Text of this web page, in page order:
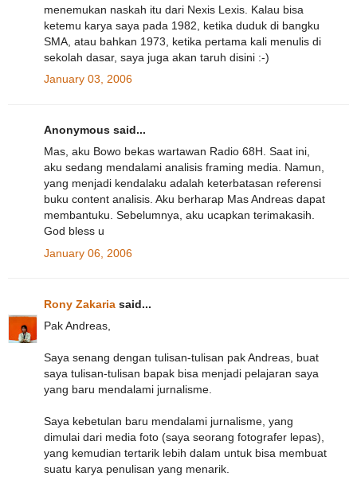
menemukan naskah itu dari Nexis Lexis. Kalau bisa
ketemu karya saya pada 1982, ketika duduk di bangku
SMA, atau bahkan 1973, ketika pertama kali menulis di
sekolah dasar, saya juga akan taruh disini :-)
January 03, 2006
Anonymous said...
Mas, aku Bowo bekas wartawan Radio 68H. Saat ini,
aku sedang mendalami analisis framing media. Namun,
yang menjadi kendalaku adalah keterbatasan referensi
buku content analisis. Aku berharap Mas Andreas dapat
membantuku. Sebelumnya, aku ucapkan terimakasih.
God bless u
January 06, 2006
Rony Zakaria said...
Pak Andreas,
Saya senang dengan tulisan-tulisan pak Andreas, buat
saya tulisan-tulisan bapak bisa menjadi pelajaran saya
yang baru mendalami jurnalisme.
Saya kebetulan baru mendalami jurnalisme, yang
dimulai dari media foto (saya seorang fotografer lepas),
yang kemudian tertarik lebih dalam untuk bisa membuat
suatu karya penulisan yang menarik.